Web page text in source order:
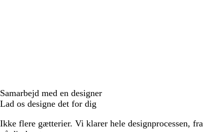
Samarbejd med en designer
Lad os designe det for dig
Ikke flere gætterier. Vi klarer hele designprocessen,